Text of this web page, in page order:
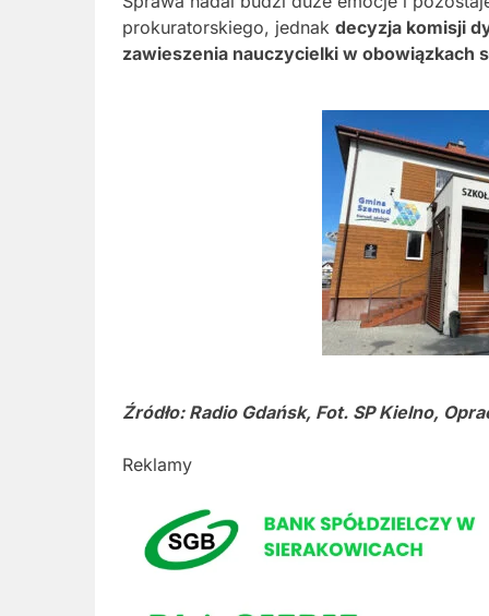
prokuratorskiego, jednak decyzja komisji
zawieszenia nauczycielki w obowiązkach
Źródło: Radio Gdańsk, Fot. SP Kielno,
Reklamy